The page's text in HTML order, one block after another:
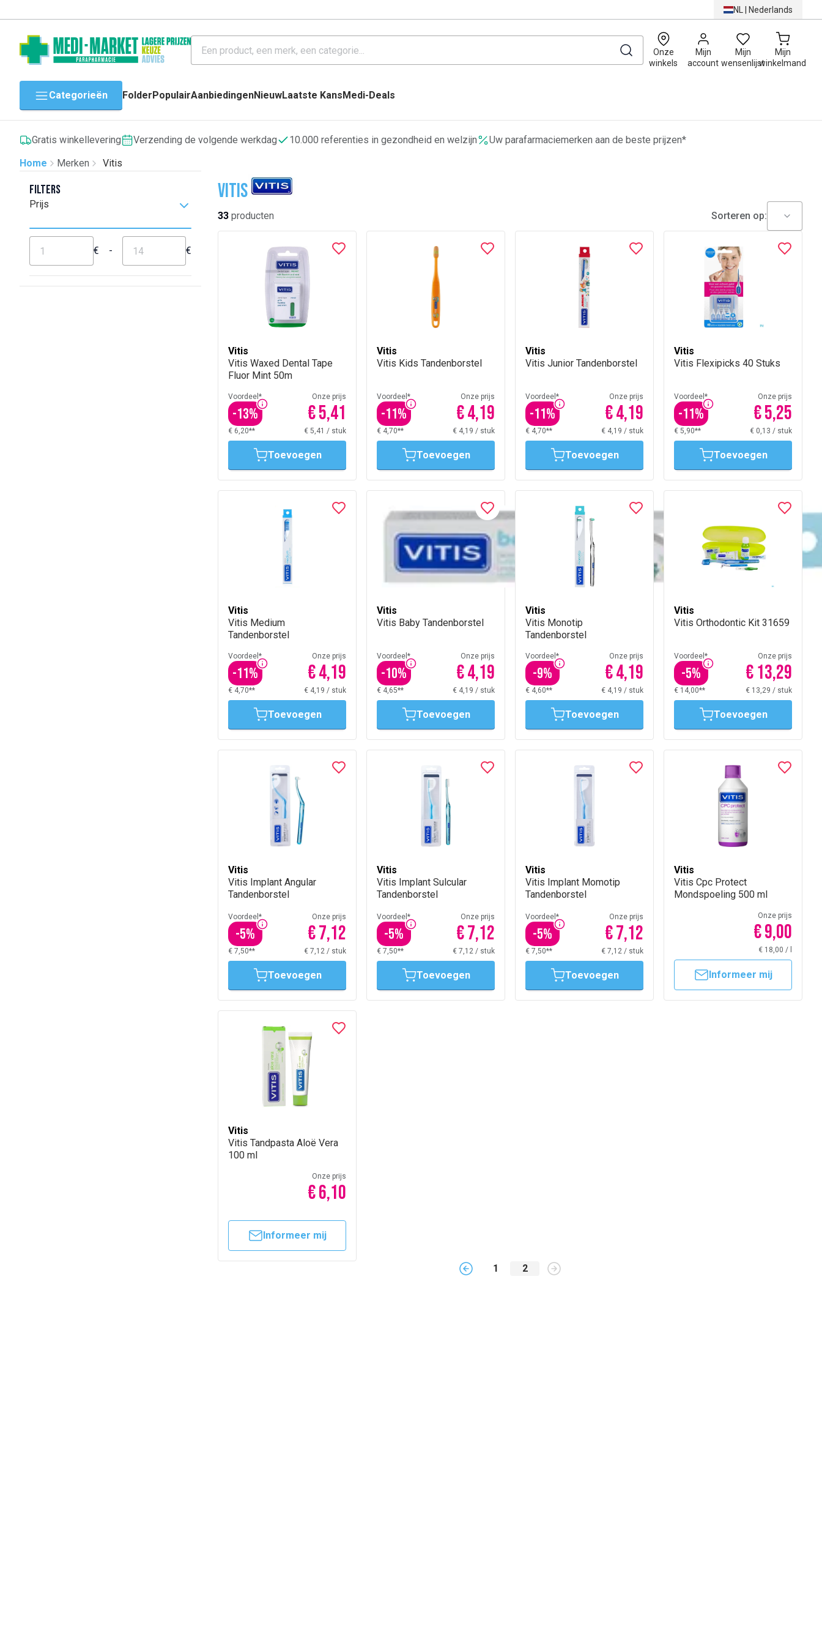
NL | Nederlands
Onze
winkels
Mijn
account
Mijn
wensenlijst
Mijn
winkelmand
0
Categorieën FolderPopulairAanbiedingenNieuwLaatste KansMedi-Deals
Gratis winkellevering Verzending de volgende werkdag 10.000 referenties in gezondheid en welzijn
Uw parafarmaciemerken aan de beste prijzen*
Home
Merken Vitis
Filters
Prijs
€ - €
Vitis
33 producten Sorteren op:
Vitis
Vitis Waxed Dental Tape
Fluor Mint 50m
Voordeel*
-13%
Onze prijs
€ 5,41
€ 6,20** € 5,41 / stuk
Toevoegen
Vitis
Vitis Kids Tandenborstel
Voordeel*
-11%
Onze prijs
€ 4,19
€ 4,70** € 4,19 / stuk
Toevoegen
Vitis
Vitis Junior Tandenborstel
Voordeel*
-11%
Onze prijs
€ 4,19
€ 4,70** € 4,19 / stuk
Toevoegen
Vitis
Vitis Flexipicks 40 Stuks
Voordeel*
-11%
Onze prijs
€ 5,25
€ 5,90** € 0,13 / stuk
Toevoegen
Vitis
Vitis Medium
Tandenborstel
Voordeel*
-11%
Onze prijs
€ 4,19
€ 4,70** € 4,19 / stuk
Toevoegen
Vitis
Vitis Baby Tandenborstel
Voordeel*
-10%
Onze prijs
€ 4,19
€ 4,65** € 4,19 / stuk
Toevoegen
Vitis
Vitis Monotip
Tandenborstel
Voordeel*
-9%
Onze prijs
€ 4,19
€ 4,60** € 4,19 / stuk
Toevoegen
Vitis
Vitis Orthodontic Kit 31659
Voordeel*
-5%
Onze prijs
€ 13,29
€ 14,00** € 13,29 / stuk
Toevoegen
Vitis
Vitis Implant Angular
Tandenborstel
Voordeel*
-5%
Onze prijs
€ 7,12
€ 7,50** € 7,12 / stuk
Toevoegen
Vitis
Vitis Implant Sulcular
Tandenborstel
Voordeel*
-5%
Onze prijs
€ 7,12
€ 7,50** € 7,12 / stuk
Toevoegen
Vitis
Vitis Implant Momotip
Tandenborstel
Voordeel*
-5%
Onze prijs
€ 7,12
€ 7,50** € 7,12 / stuk
Toevoegen
Vitis
Vitis Cpc Protect
Mondspoeling 500 ml
Onze prijs
€ 9,00
€ 18,00 /
Informeer mij
Vitis
Vitis Tandpasta Aloë Vera
100 ml
Onze prijs
€ 6,10
Informeer mij
1 2